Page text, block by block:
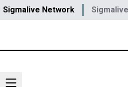
Sigmalive Network Sigmalive